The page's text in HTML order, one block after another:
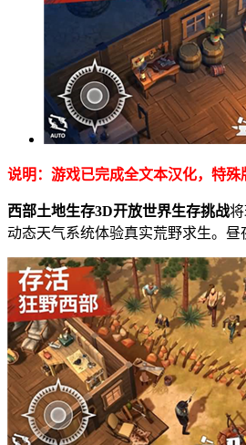
说明：游戏已完成全文本汉化，特殊
西部土地生存3D开放世界生存挑战
动态天气系统体验真实荒野求生。昼